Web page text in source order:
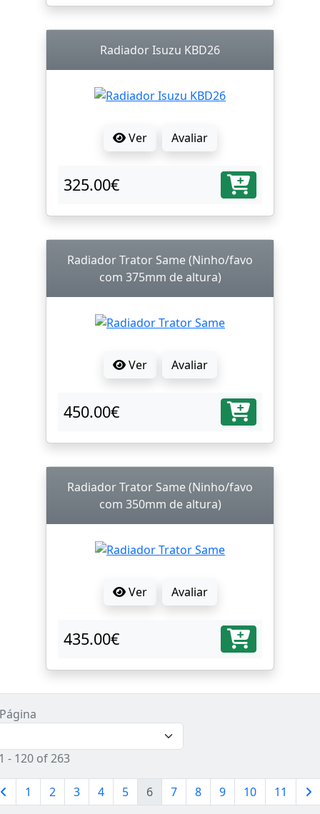
Radiador Isuzu KBD26
Ver Avaliar
325.00€
Radiador Trator Same (Ninho/favo
com 375mm de altura)
Ver Avaliar
450.00€
Radiador Trator Same (Ninho/favo
com 350mm de altura)
Ver Avaliar
435.00€
120 of 263
1 2 3 4 5 6 7 8 9 10 11